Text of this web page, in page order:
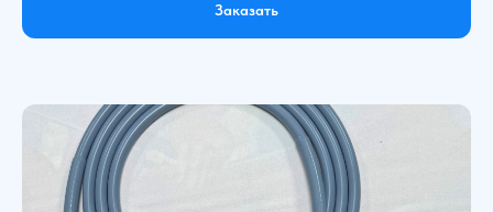
Заказать